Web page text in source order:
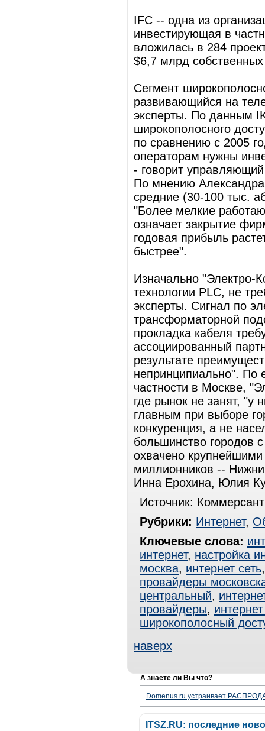
IFC -- одна из
инвестирующая в
вложилась в 284
$6,7 млрд
Сегмент
развивающийся на
эксперты. По данным
широкополосного
по сравнению с 2005
операторам нужны
- говорит
По мнению
средние (30-100 тыс.
"Более мелкие
означает закрытие
годовая прибыль
быстрее".
Изначально "Электро-
технологии PLC, не
эксперты. Сигнал по
трансформаторной
прокладка кабеля
ассоциированный
результате
непринципиально". По
частности в Москве,
где рынок не занят, "у
главным при выборе
конкуренция, а не
большинство городов
охвачено
миллионников --
Инна Ерохина, Юлия
Источник:
Рубрики: Интернет,
Ключевые слова:
интернет, настройка
москва, интернет сеть
провайдеры
центральный,
провайдеры,
широкополосный
наверх
А знаете ли Вы что?
Domenus.ru устраивает
ITSZ.RU: последние